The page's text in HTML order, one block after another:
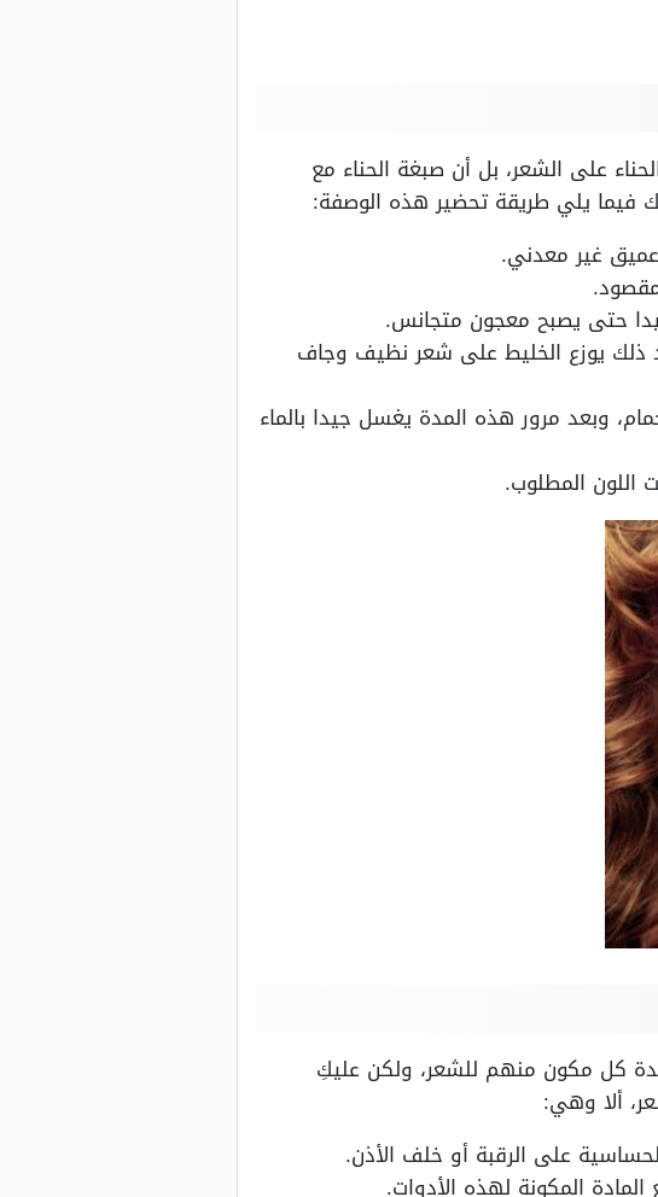
على الشعر، بل أن صبغة الحناء مع
فيما يلي طريقة تحضير هذه الوصفة:
غير معدني.
حتى يصبح معجون متجانس.
يوزع الخليط على شعر نظيف وجاف
وبعد مرور هذه المدة يغسل جيدا بالماء
اللون المطلوب.
كل مكون منهم للشعر، ولكن عليكِ
ألا وهي:
على الرقبة أو خلف الأذن.
المكونة لهذه الأدوات.